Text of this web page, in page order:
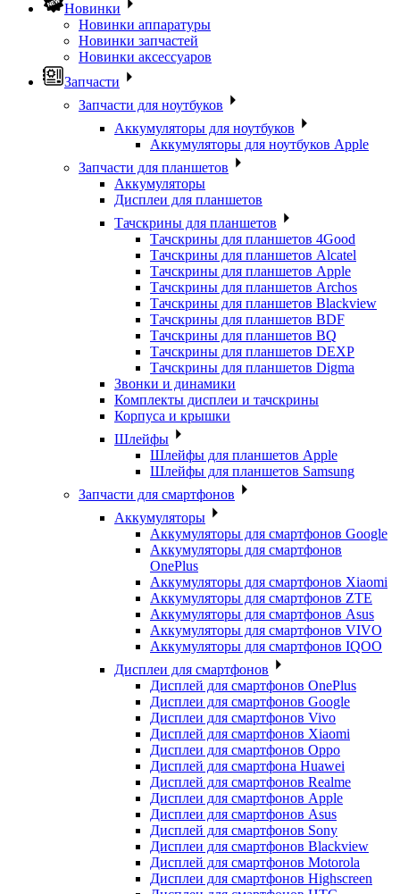
Новинки
Новинки аппаратуры
Новинки запчастей
Новинки аксессуаров
Запчасти
Запчасти для ноутбуков
Аккумуляторы для ноутбуков
Аккумуляторы для ноутбуков Apple
Запчасти для планшетов
Аккумуляторы
Дисплеи для планшетов
Тачскрины для планшетов
Тачскрины для планшетов 4Good
Тачскрины для планшетов Alcatel
Тачскрины для планшетов Apple
Тачскрины для планшетов Archos
Тачскрины для планшетов Blackview
Тачскрины для планшетов BDF
Тачскрины для планшетов BQ
Тачскрины для планшетов DEXP
Тачскрины для планшетов Digma
Звонки и динамики
Комплекты дисплеи и тачскрины
Корпуса и крышки
Шлейфы
Шлейфы для планшетов Apple
Шлейфы для планшетов Samsung
Запчасти для смартфонов
Аккумуляторы
Аккумуляторы для смартфонов Google
Аккумуляторы для смартфонов
OnePlus
Аккумуляторы для смартфонов Xiaomi
Аккумуляторы для смартфонов ZTE
Аккумуляторы для cмартфонов Asus
Аккумуляторы для смартфонов VIVO
Аккумуляторы для смартфонов IQOO
Дисплеи для смартфонов
Дисплей для смартфонов OnePlus
Дисплеи для смартфонов Google
Дисплеи для смартфонов Vivo
Дисплей для смартфонов Xiaomi
Дисплеи для смартфонов Oppo
Дисплей для смартфона Huawei
Дисплей для смартфонов Realme
Дисплеи для смартфонов Apple
Дисплеи для смартфонов Asus
Дисплей для смартфонов Sony
Дисплеи для смартфонов Blackview
Дисплей для смартфонов Motorola
Дисплеи для смартфонов Highscreen